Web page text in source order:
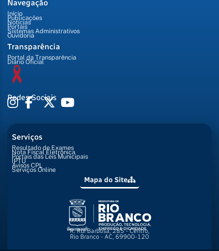
Navegação
Início
Publicações
Notícias
Portais
Sistemas Administrativos
Ouvidoria
Transparência
Portal da Transparência
Diário Oficial
Redes Sociais
Serviços
Resultado de Exames
Nota Fiscal Eletrônica
Portais das Leis Municipais
IPTU
Avisos CPL
Serviços Online
Mapa do Site
R. Rui Barbosa, 285 - Centro,
Rio Branco - AC, 69900-120